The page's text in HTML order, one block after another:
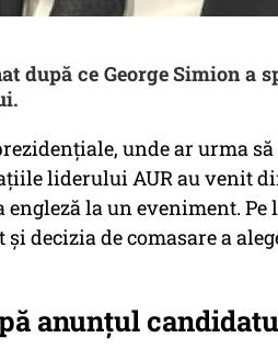
după ce George Simion a
unde ar urma
liderului AUR au venit
la un eveniment. Pe
decizia de comasare a
anunțul